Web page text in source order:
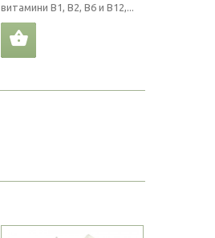
витамини В1, В2, В6 и В12,...